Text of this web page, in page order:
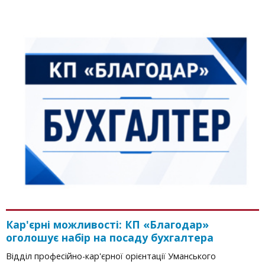
Кар'єрні можливості: КП «Благодар»
оголошує набір на посаду бухгалтера
Відділ професійно-кар'єрної орієнтації Уманського